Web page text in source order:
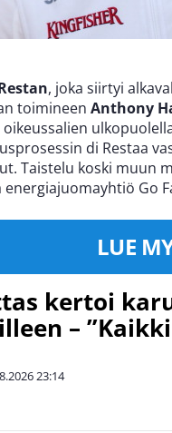
, joka siirtyi
toimineen Anthony
di Restaa
Taistelu koski muun
Go
LUE
kertoi
–
23:14